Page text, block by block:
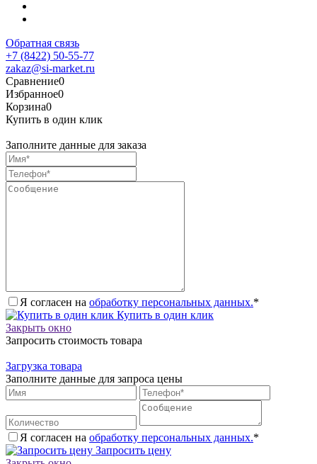
Обратная связь
+7 (8422) 50-55-77
zakaz@si-market.ru
Сравнение0
Избранное0
Корзина0
Купить в один клик
Заполните данные для заказа
Я согласен на обработку персональных данных.*
Купить в один клик
Закрыть окно
Запросить стоимость товара
Загрузка товара
Заполните данные для запроса цены
Я согласен на обработку персональных данных.*
Запросить цену